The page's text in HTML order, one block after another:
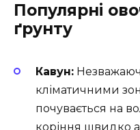
Популярні
ґрунту
Кавун:
кліматичними
почувається на
коріння швидко